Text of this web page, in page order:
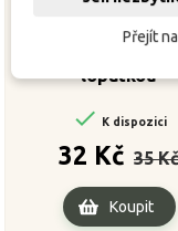
lopatkou
 K dispozici
32 Kč
cena
35 Kč
Koupit
Přejít